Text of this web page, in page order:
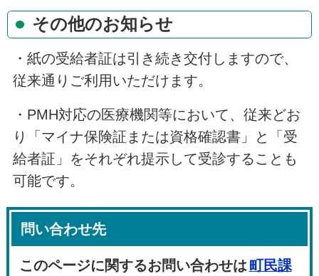
その他のお知らせ
・紙の受給者証は引き続き交付しますので、
従来通りご利用いただけます。
・PMH対応の医療機関等において、従来どお
り「マイナ保険証または資格確認書」と「受
給者証」をそれぞれ提示して受診することも
可能です。
問い合わせ先
このページに関するお問い合わせは 町民課